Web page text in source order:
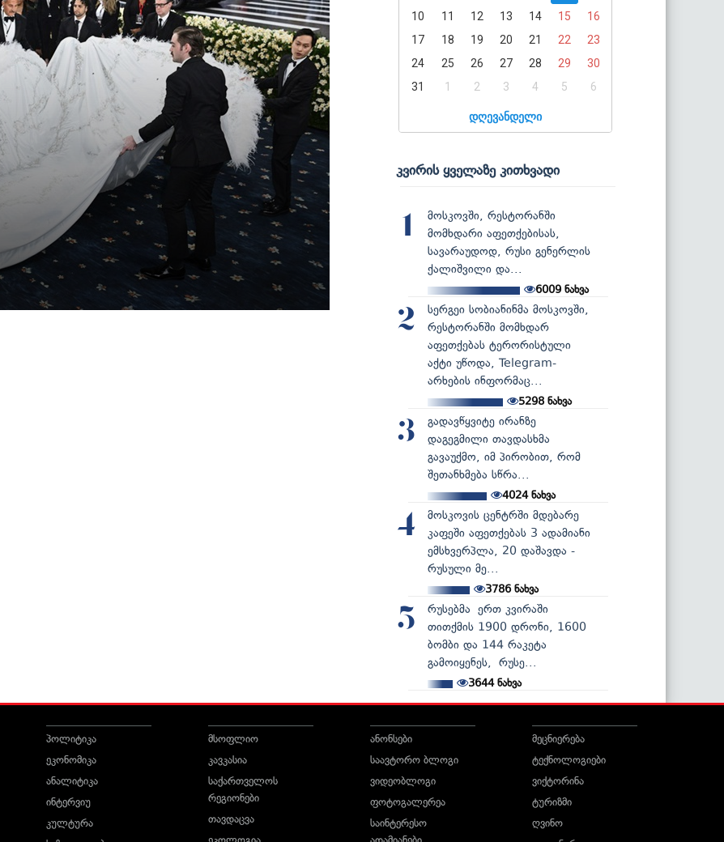
10
11 12 13 14 15
16
17
18 19 20 21 22
23
24
25 26 27 28 29
30
31
1 2 3 4 5 6
დღევანდელი
კვირის ყველაზე კითხვადი
1
მოსკოვში, რესტორანში
მომხდარი აფეთქებისას,
სავარაუდოდ, რუსი გენერლის
ქალიშვილი და...
6009 ნახვა
2
სერგეი სობიანინმა მოსკოვში,
რესტორანში მომხდარ
აფეთქებას ტერორისტული
აქტი უწოდა, Telegram-
არხების ინფორმაც...
5298 ნახვა
3
გადავწყვიტე ირანზე
დაგეგმილი თავდასხმა
გავაუქმო, იმ პირობით, რომ
შეთანხმება სწრა...
4024ნახვა
4
მოსკოვის ცენტრში მდებარე
კაფეში აფეთქებას 3 ადამიანი
ემსხვერპლა, 20 დაშავდა -
რუსული მე...
3786ნახვა
5
რუსებმა ერთ კვირაში
თითქმის 1900 დრონი, 1600
ბომბი და 144 რაკეტა
გამოიყენეს, რუსე...
3644ნახვა
პოლიტიკა
ეკონომიკა
ანალიტიკა
ინტერვიუ
კულტურა
მსოფლიო
კავკასია
საქართველოს
რეგიონები
თავდაცვა
ანონსები
საავტორო ბლოგი
ვიდეობლოგი
ფოტოგალერეა
საინტერესო
მეცნიერება
ტექნოლოგიები
ვიქტორინა
ტურიზმი
ღვინო